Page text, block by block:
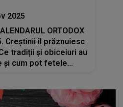
2025
ORTODOX
Creștinii îl prăznuiesc
tradiții și obiceiuri au
și cum pot fetele